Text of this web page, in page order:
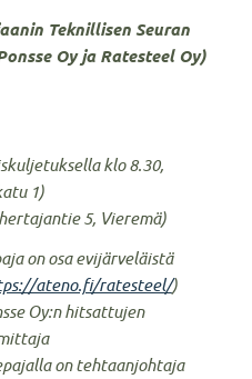
Teknillisen Seuran
Oy ja Ratesteel Oy)
klo 8.30,
1)
5, Vieremä)
on osa evijärveläistä
ateno.fi/ratesteel/)
Oy:n hitsattujen
on tehtaanjohtaja